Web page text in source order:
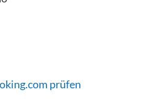
prüfen